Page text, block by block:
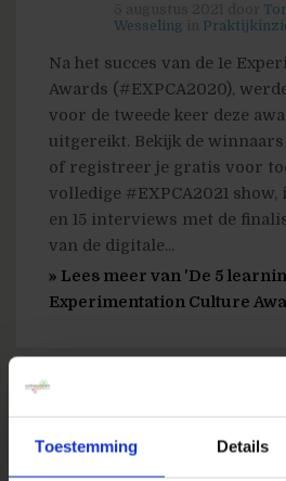
Toestemming Details
Wesseling
Na het succes van de 1e
Awards (#EXPCA2020),
voor de tweede keer deze
uitgereikt. Bekijk de winnaars
of registreer je gratis voor
volledige #EXPCA2021
en 15 interviews met de
van de digitale...
» Lees meer van 'De 5
Experimentation Culture